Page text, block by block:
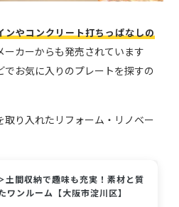
ンやコンクリート打ちっぱなしの
ーカーからも発売されています
お気に入りのプレートを探すの
り入れたリフォーム・リノベー
土間収納で趣味も充実！素材と質
ワンルーム【大阪市淀川区】